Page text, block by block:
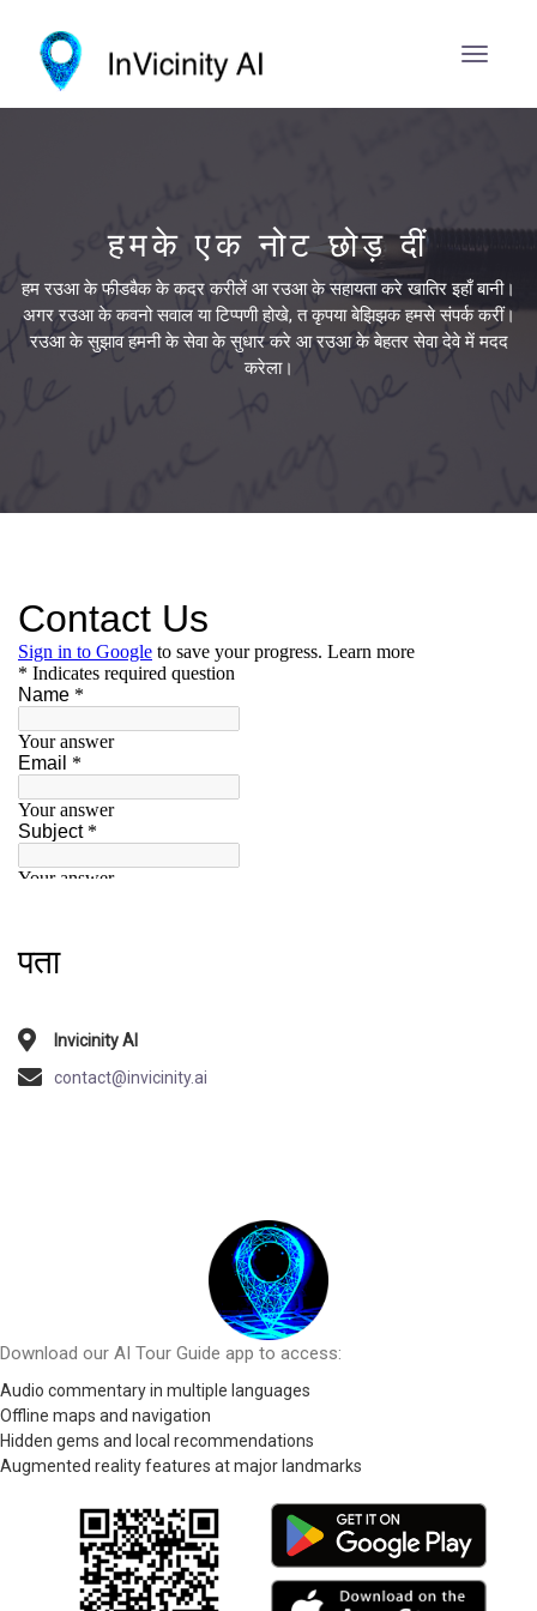
हमके एक नोट छोड़ दीं
हम रउआ के फीडबैक के कदर करीलें आ रउआ के सहायता करे खातिर इहाँ बानी।
अगर रउआ के कवनो सवाल या टिप्पणी होखे, त कृपया बेझिझक हमसे संपर्क करीं।
रउआ के सुझाव हमनी के सेवा के सुधार करे आ रउआ के बेहतर सेवा देवे में मदद
करेला।
पता
Invicinity AI
contact@invicinity.ai
Download our AI Tour Guide app to access:
Audio commentary in multiple languages
Offline maps and navigation
Hidden gems and local recommendations
Augmented reality features at major landmarks